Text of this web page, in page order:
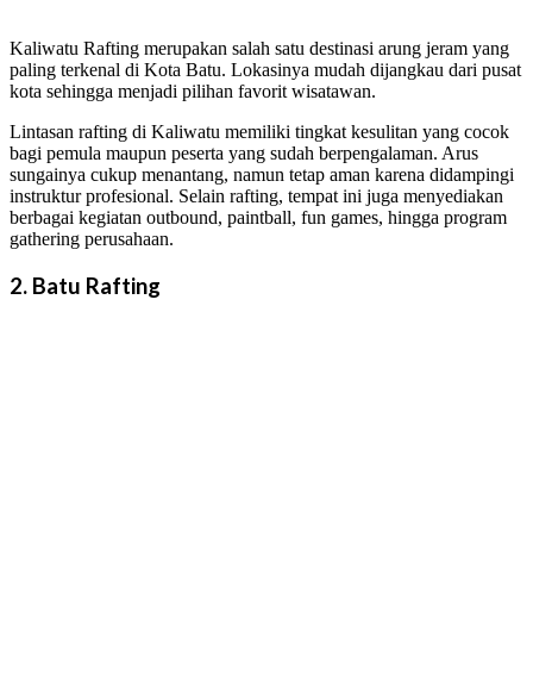
Kaliwatu Rafting merupakan salah satu destinasi arung jeram yang
paling terkenal di Kota Batu. Lokasinya mudah dijangkau dari pusat
kota sehingga menjadi pilihan favorit wisatawan.
Lintasan rafting di Kaliwatu memiliki tingkat kesulitan yang cocok
bagi pemula maupun peserta yang sudah berpengalaman. Arus
sungainya cukup menantang, namun tetap aman karena didampingi
instruktur profesional. Selain rafting, tempat ini juga menyediakan
berbagai kegiatan outbound, paintball, fun games, hingga program
gathering perusahaan.
2. Batu Rafting